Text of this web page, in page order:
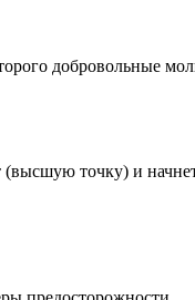
добровольные
точку) и